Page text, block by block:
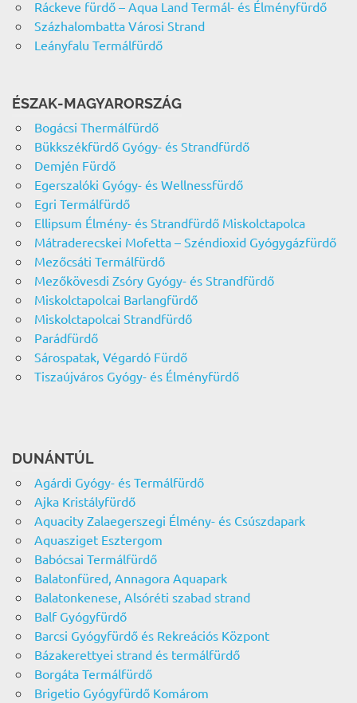
Ráckeve fürdő – Aqua Land Termál- és Élményfürdő
Százhalombatta Városi Strand
Leányfalu Termálfürdő
ÉSZAK-MAGYARORSZÁG
Bogácsi Thermálfürdő
Bükkszékfürdő Gyógy- és Strandfürdő
Demjén Fürdő
Egerszalóki Gyógy- és Wellnessfürdő
Egri Termálfürdő
Ellipsum Élmény- és Strandfürdő Miskolctapolca
Mátraderecskei Mofetta – Széndioxid Gyógygázfürdő
Mezőcsáti Termálfürdő
Mezőkövesdi Zsóry Gyógy- és Strandfürdő
Miskolctapolcai Barlangfürdő
Miskolctapolcai Strandfürdő
Parádfürdő
Sárospatak, Végardó Fürdő
Tiszaújváros Gyógy- és Élményfürdő
DUNÁNTÚL
Agárdi Gyógy- és Termálfürdő
Ajka Kristályfürdő
Aquacity Zalaegerszegi Élmény- és Csúszdapark
Aquasziget Esztergom
Babócsai Termálfürdő
Balatonfüred, Annagora Aquapark
Balatonkenese, Alsóréti szabad strand
Balf Gyógyfürdő
Barcsi Gyógyfürdő és Rekreációs Központ
Bázakerettyei strand és termálfürdő
Borgáta Termálfürdő
Brigetio Gyógyfürdő Komárom